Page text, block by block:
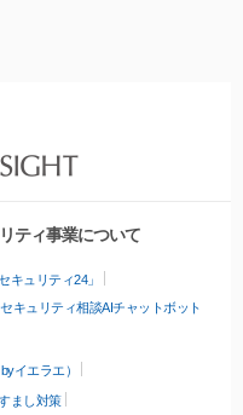
ティ事業について
キュリティ24」
セキュリティ相談AIチャットボット
イエラエ）
まし対策